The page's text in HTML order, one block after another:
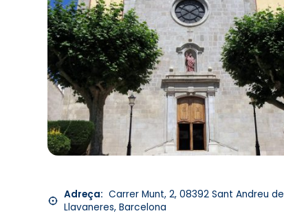
Adreça: Carrer Munt, 2, 08392 Sant Andreu de
Llavaneres, Barcelona